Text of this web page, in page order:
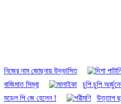
নিজের নাম জোছনায় উদ্ভাসিত
বাজিমাত সিম্বা
চুপি চুপি
মডেল পি জে হেলেন !
উত্তাপ